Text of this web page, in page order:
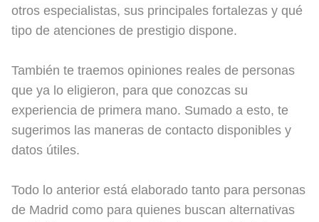
otros especialistas, sus principales fortalezas y qué
tipo de atenciones de prestigio dispone.
También te traemos opiniones reales de personas
que ya lo eligieron, para que conozcas su
experiencia de primera mano. Sumado a esto, te
sugerimos las maneras de contacto disponibles y
datos útiles.
Todo lo anterior está elaborado tanto para personas
de Madrid como para quienes buscan alternativas